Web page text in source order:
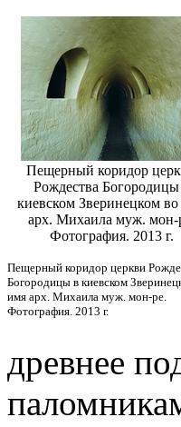
Пещерный коридор
Рождества Богородицы
киевском Зверинецком
арх. Михаила муж. мон-
Фотография. 2013 г.
Пещерный коридор церкви
Богородицы в киевском
имя арх. Михаила муж. мон-ре.
Фотография. 2013 г.
древнее